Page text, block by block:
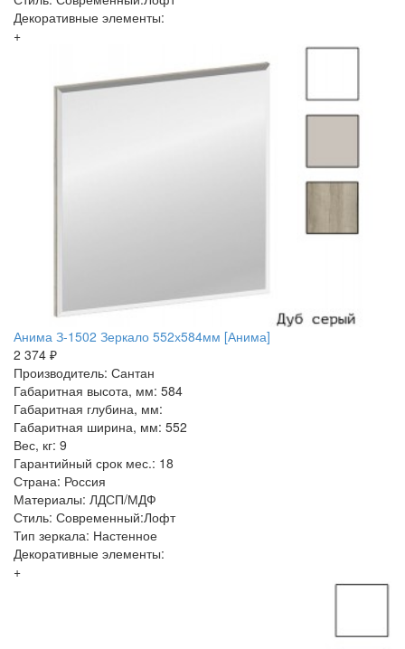
Декоративные элементы:
+
Анима З-1502 Зеркало 552х584мм [Анима]
2 374 ₽
Производитель: Сантан
Габаритная высота, мм: 584
Габаритная глубина, мм:
Габаритная ширина, мм: 552
Вес, кг: 9
Гарантийный срок мес.: 18
Страна: Россия
Материалы: ЛДСП/МДФ
Стиль: Современный:Лофт
Тип зеркала: Настенное
Декоративные элементы:
+